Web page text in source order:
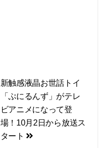
新触感液晶お世話トイ
「ぷにるんず」がテレ
ビアニメになって登
場！10月2日から放送ス
タート